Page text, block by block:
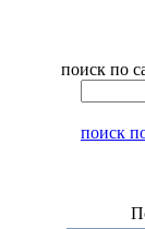
поиск по
поиск